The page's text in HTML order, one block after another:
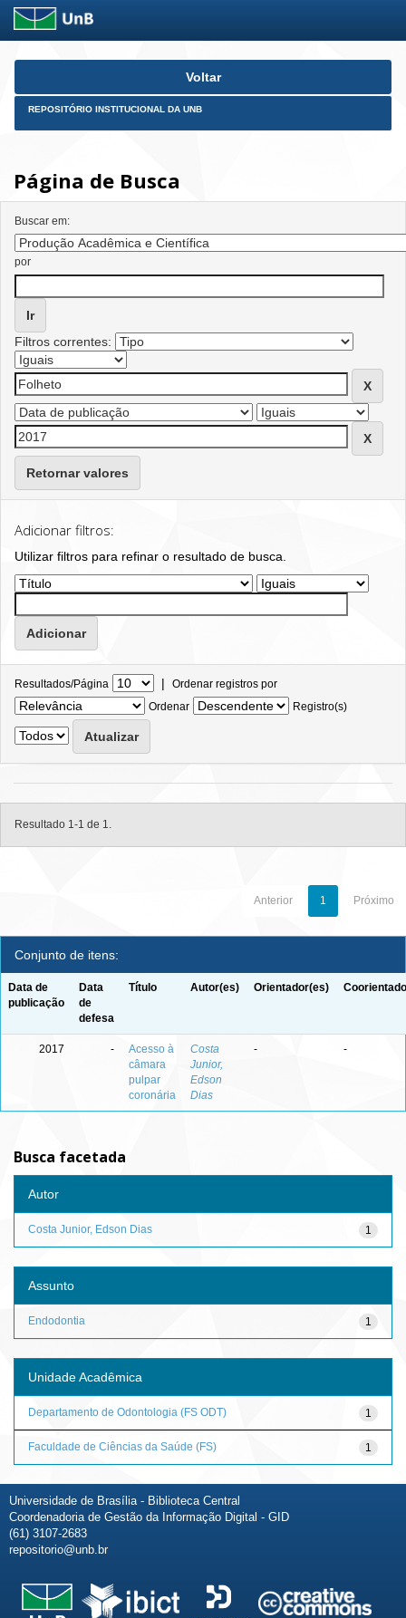
Skip
Voltar
REPOSITÓRIO INSTITUCIONAL DA UNB
Página de Busca
Buscar em:
por
Filtros correntes:
Retornar valores
Adicionar filtros:
Utilizar filtros para refinar o resultado de busca.
Resultados/Página | Ordenar registros por
Ordenar
Registro(s)
Resultado 1-1 de 1.
Anterior 1 Próximo
Conjunto de itens:
Data de
publicação
Data
de
defesa
Título Autor(es) Orientador(es)
2017 -
Acesso à
câmara
pulpar
coronária
Costa
Junior,
Edson
Dias
- -
Busca facetada
Autor
1
Costa Junior, Edson Dias
Assunto
1
Endodontia
Unidade Acadêmica
1
Departamento de Odontologia (FS ODT)
1
Faculdade de Ciências da Saúde (FS)
Universidade de Brasília - Biblioteca Central
Coordenadoria de Gestão da Informação Digital - GID
(61) 3107-2683
repositorio@unb.br